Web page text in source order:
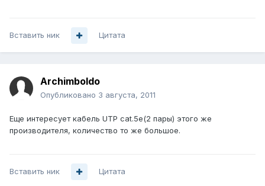
Вставить ник Цитата
Archimboldo
Опубликовано 3 августа, 2011
Еще интересует кабель UTP cat.5e(2 пары) этого же
производителя, количество то же большое.
Вставить ник Цитата